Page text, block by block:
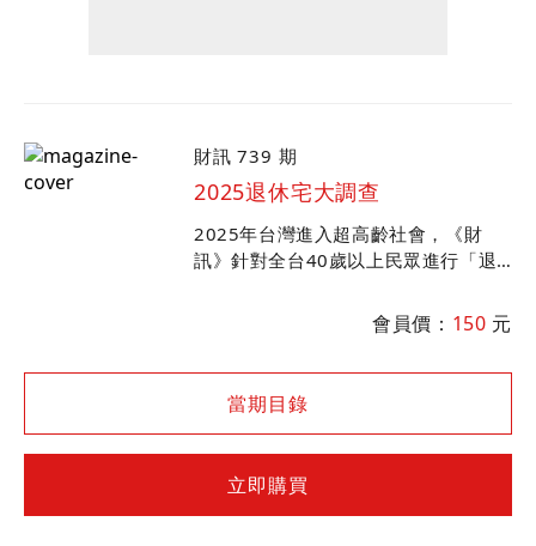
財訊 739 期
2025退休宅大調查
2025年台灣進入超高齡社會，《財
訊》針對全台40歲以上民眾進行「退
同？營運中及籌備中的退休宅有何變
化？最新收費行情完整披露。
會員價： 150 元
當期目錄
立即購買